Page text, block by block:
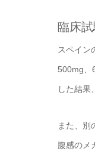
臨床
スペイン
500mg、
した結果
また、別
腹感のメ